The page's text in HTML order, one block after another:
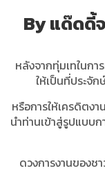
By แด๊ดดี้
หลังจากทุ่มเทในกา
ให้เป็นที่ประจัก
หรือการให้เครดิต
นำท่านเข้าสู่รูปแบบ
ดวงการงานของช